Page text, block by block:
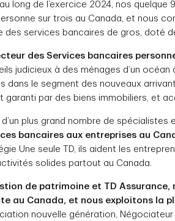
au long de l’exercice 2024, nos
sur trois au Canada, et nous
des services bancaires de gros, doté
des Services bancaires
judicieux à des ménages d’un
dans le segment des nouveaux
garanti par des biens immobiliers, et
d’un plus grand nombre de
bancaires aux entreprises au
Une seule TD, ils aident les
solides partout au Canada.
de patrimoine et TD
au Canada, et nous exploitons la
nouvelle génération,